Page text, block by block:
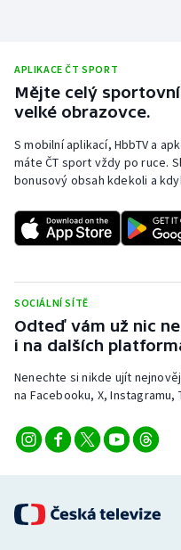
Plážový volejbal
Ragby
Rychlobruslení
Rychlostní kanoistika
Sportovní střelba
Stolní tenis
Triatlon
Veslování
Vodní slalom
Volejbal
APLIKACE ČT SPORT
Mějte celý
velké obrazovce.
S mobilní aplikací, HbbTV a
máte ČT sport vždy po ruce.
bonusový obsah kdekoli a
SOCIÁLNÍ SÍTĚ
Odteď vám už nic
i na dalších
Nenechte si nikde ujít
na Facebooku, X,